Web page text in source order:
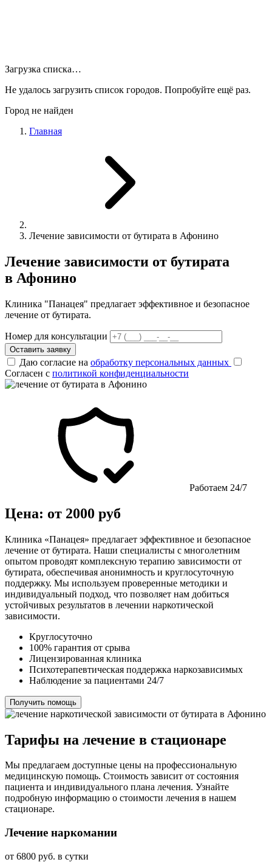
Загрузка списка…
Не удалось загрузить список городов. Попробуйте ещё раз.
Город не найден
Главная
Лечение зависимости от бутирата в Афонино
Лечение зависимости от бутирата
в Афонино
Клиника "Панацея" предлагает эффективное и безопасное
лечение от бутирата.
Номер для консультации
Оставить заявку
Даю согласие на обработку персональных данных
Согласен с политикой конфиденциальности
Работаем 24/7
Цена: от 2000 руб
Клиника «Панацея» предлагает эффективное и безопасное
лечение от бутирата. Наши специалисты с многолетним
опытом проводят комплексную терапию зависимости от
бутирата, обеспечивая анонимность и круглосуточную
поддержку. Мы используем проверенные методики и
индивидуальный подход, что позволяет нам добиться
устойчивых результатов в лечении наркотической
зависимости.
Круглосуточно
100% гарантия от срыва
Лицензированная клиника
Психотерапевтическая поддержка наркозависимых
Наблюдение за пациентами 24/7
Получить помощь
Тарифы на лечение в стационаре
Мы предлагаем доступные цены на профессиональную
медицинскую помощь. Стоимость зависит от состояния
пациента и индивидуального плана лечения. Узнайте
подробную информацию о стоимости лечения в нашем
стационаре.
Лечение наркомании
от 6800 руб. в сутки